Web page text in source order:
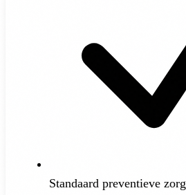
Standaard preventieve zorg